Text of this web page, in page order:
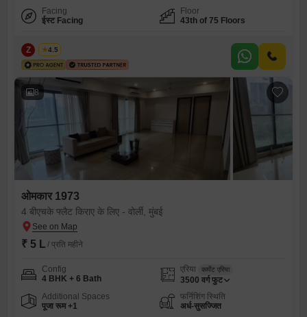
Facing
ईस्ट Facing
Floor
43th of 75 Floors
Z Zeltro
4.5
8
ओमकार 1973
4 बीएचके फ्लैट किराए के लिए - वोर्ली, मुंबई
₹ 5 L / प्रति महीने
Config
4 BHK + 6 Bath
एरिया कार्पेट एरिया
3500 वर्ग फुट
Additional Spaces
पूजा रूम +1
फर्निशिंग स्थिति
अर्ध-सुसज्जित